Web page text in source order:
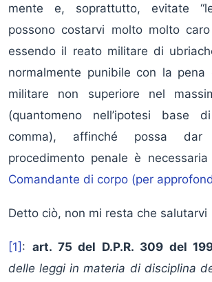
mente e, soprattutto, evitate
possono costarvi molto molto
essendo il reato militare di
normalmente punibile con la pena
militare non superiore nel
(quantomeno nell’ipotesi base
comma), affinché possa
procedimento penale è necessaria
Comandante di corpo (per
Detto ciò, non mi resta che salutarvi
[1] : art. 75 del D.P.R. 309 del
delle leggi in materia di disciplina